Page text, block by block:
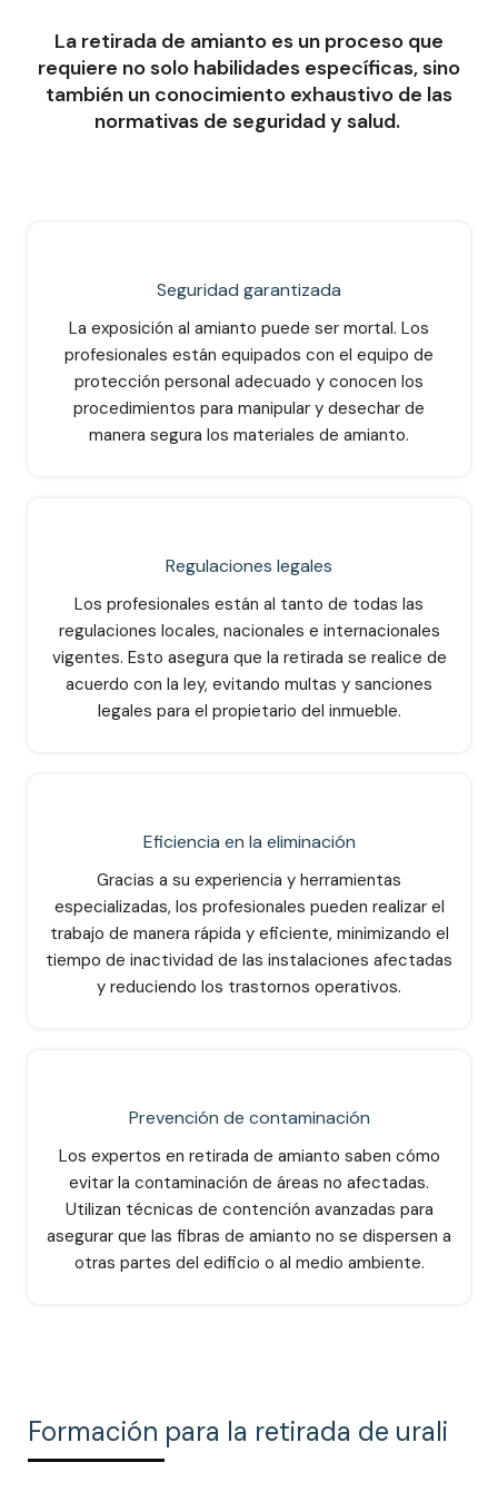
La retirada de amianto es un proceso que
requiere no solo habilidades específicas, sino
también un conocimiento exhaustivo de las
normativas de seguridad y salud.
Seguridad garantizada
La exposición al amianto puede ser mortal. Los
profesionales están equipados con el equipo de
protección personal adecuado y conocen los
procedimientos para manipular y desechar de
manera segura los materiales de amianto.
Regulaciones legales
Los profesionales están al tanto de todas las
regulaciones locales, nacionales e internacionales
vigentes. Esto asegura que la retirada se realice de
acuerdo con la ley, evitando multas y sanciones
legales para el propietario del inmueble.
Eficiencia en la eliminación
Gracias a su experiencia y herramientas
especializadas, los profesionales pueden realizar el
trabajo de manera rápida y eficiente, minimizando el
tiempo de inactividad de las instalaciones afectadas
y reduciendo los trastornos operativos.
Prevención de contaminación
Los expertos en retirada de amianto saben cómo
evitar la contaminación de áreas no afectadas.
Utilizan técnicas de contención avanzadas para
asegurar que las fibras de amianto no se dispersen a
otras partes del edificio o al medio ambiente.
Formación para la retirada de urali